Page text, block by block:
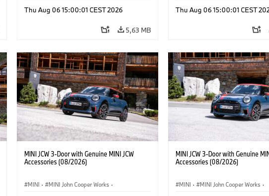
Προαιρετικός εξοπλισμός, αξεσουάρ
Thu Aug 06 15:00:01 CEST 2026
5,63 MB
Προαιρετικός εξοπλισμός, αξεσουάρ
Thu Aug 06 15:00:01 CEST
MINI JCW 3-Door with Genuine MINI JCW
Accessories (08/2026)
MINI · MINI John Cooper Works ·
MINI JCW 3-Door with Genuine
Accessories (08/2026)
MINI · MINI John Cooper Works ·